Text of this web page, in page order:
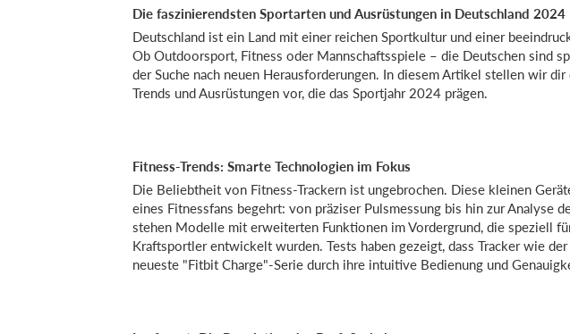
Die faszinierendsten Sportarten und Ausrüstungen in Deutschland 2024
Deutschland ist ein Land mit einer reichen Sportkultur und einer
Ob Outdoorsport, Fitness oder Mannschaftsspiele – die Deutschen sind
der Suche nach neuen Herausforderungen. In diesem Artikel stellen wir
Trends und Ausrüstungen vor, die das Sportjahr 2024 prägen.
Fitness-Trends: Smarte Technologien im Fokus
Die Beliebtheit von Fitness-Trackern ist ungebrochen. Diese kleinen
eines Fitnessfans begehrt: von präziser Pulsmessung bis hin zur Analyse
stehen Modelle mit erweiterten Funktionen im Vordergrund, die speziell
Kraftsportler entwickelt wurden. Tests haben gezeigt, dass Tracker wie
neueste "Fitbit Charge"-Serie durch ihre intuitive Bedienung und